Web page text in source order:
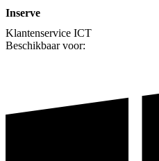
Inserve
Klantenservice ICT
Beschikbaar voor: